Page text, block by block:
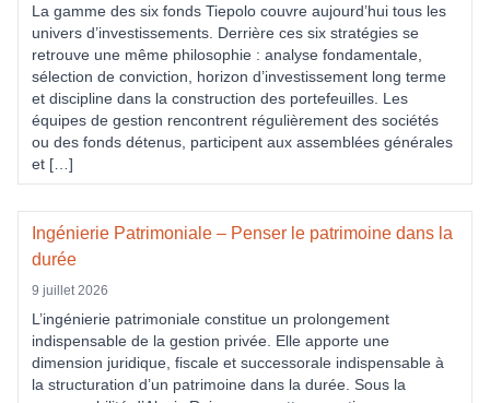
La gamme des six fonds Tiepolo couvre aujourd’hui tous les
univers d’investissements. Derrière ces six stratégies se
retrouve une même philosophie : analyse fondamentale,
sélection de conviction, horizon d’investissement long terme
et discipline dans la construction des portefeuilles. Les
équipes de gestion rencontrent régulièrement des sociétés
ou des fonds détenus, participent aux assemblées générales
et […]
Ingénierie Patrimoniale – Penser le patrimoine dans la
durée
9 juillet 2026
L’ingénierie patrimoniale constitue un prolongement
indispensable de la gestion privée. Elle apporte une
dimension juridique, fiscale et successorale indispensable à
la structuration d’un patrimoine dans la durée. Sous la